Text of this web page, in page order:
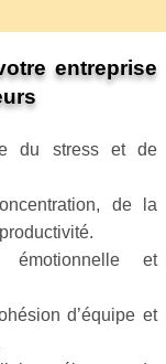
entreprise
du stress et de
de la
émotionnelle et
d’équipe et